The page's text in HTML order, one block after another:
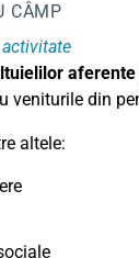
CÂMP
aferente
veniturile din
altele: